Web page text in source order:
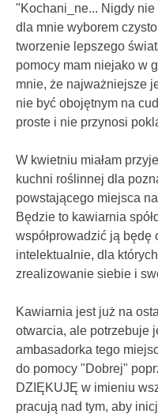
"Kochani_ne... Nigdy nie
dla mnie wyborem
tworzenie lepszego
pomocy mam niejako w
mnie, że najważniejsze
nie być obojętnym na
proste i nie przynosi
W kwietniu miałam
kuchni roślinnej dla
powstającego miejsca
Będzie to kawiarnia
współprowadzić ją będę
intelektualnie, dla
zrealizowanie siebie i
Kawiarnia jest już na
otwarcia, ale potrzebuje
ambasadorka tego
do pomocy "Dobrej"
DZIĘKUJĘ w imieniu
pracują nad tym, aby